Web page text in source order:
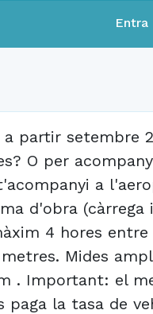
Entra
a partir setembre
O per
a
d'obra
4 hores
Mides
. Important: el
paga la tasa de